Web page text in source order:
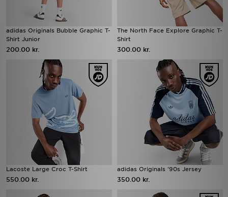
adidas Originals Bubble Graphic T-
Shirt Junior
200.00 kr.
The North Face Explore Graphic T-
Shirt
300.00 kr.
Lacoste Large Croc T-Shirt
550.00 kr.
adidas Originals '90s Jersey
350.00 kr.